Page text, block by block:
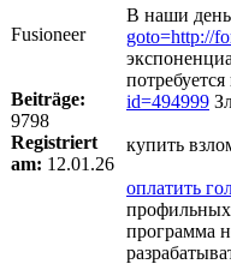
Fusioneer
Beiträge:
9798
Registriert
am: 12.01.26
В наши
goto=http://
id=494999
купить
оплатить
программа